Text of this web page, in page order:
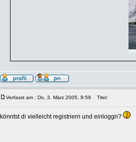
Verfasst am : Do, 3. März 2005, 9:59 Titel:
könntst di vielleicht registriern und einloggn?